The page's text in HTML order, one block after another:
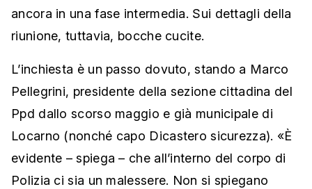
ancora in una fase intermedia. Sui dettagli della
riunione, tuttavia, bocche cucite.
L’inchiesta è un passo dovuto, stando a Marco
Pellegrini, presidente della sezione cittadina del
Ppd dallo scorso maggio e già municipale di
Locarno (nonché capo Dicastero sicurezza). «È
evidente – spiega – che all’interno del corpo di
Polizia ci sia un malessere. Non si spiegano